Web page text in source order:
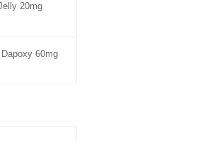
20mg
60mg